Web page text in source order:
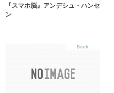
『スマホ脳』アンデシュ・ハンセ
ン
Book